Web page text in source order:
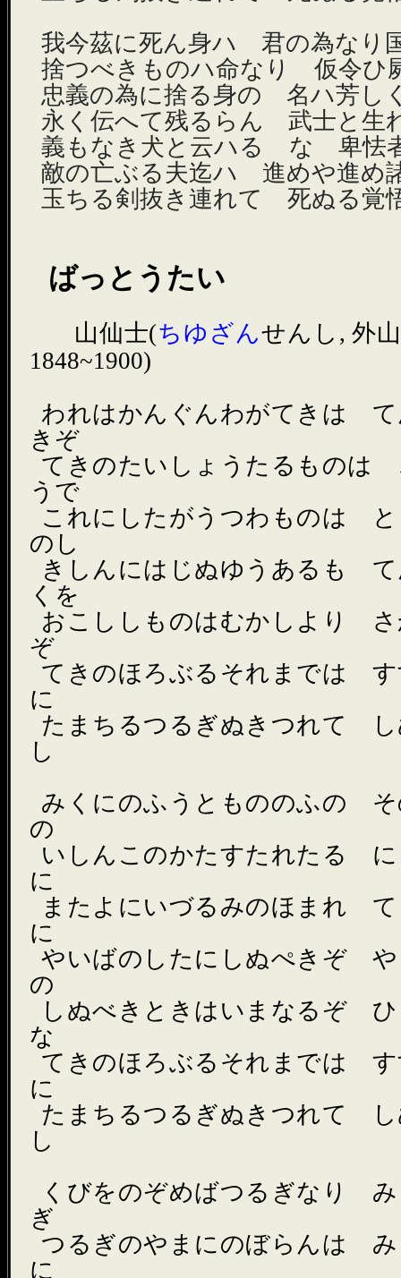
我今茲に死ん身ハ 君の為なり
捨つべきものハ命なり 仮令ひ
忠義の為に捨る身の 名ハ芳し
永く伝へて残るらん 武士と生
義もなき犬と云ハるゝな 卑怯
敵の亡ぶる夫迄ハ 進めや進め
玉ちる剣抜き連れて 死ぬる覚
ばっとうたい
ゝ山仙士(ちゆざんせんし, 外
1848~1900)
われはかんぐんわがてきは
きぞ
てきのたいしょうたるものは
うで
これにしたがうつわものは
のし
きしんにはじぬゆうあるも
くを
おこししものはむかしより
ぞ
てきのほろぶるそれまでは
に
たまちるつるぎぬきつれて
し
みくにのふうともののふの
の
いしんこのかたすたれたる
に
またよにいづるみのほまれ
に
やいばのしたにしぬぺきぞ や
の
しぬべきときはいまなるぞ
な
てきのほろぶるそれまでは
に
たまちるつるぎぬきつれて
し
くびをのぞめばつるぎなり
ぎ
つるぎのやまにのぼらんは
に